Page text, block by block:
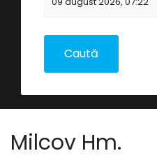
Milcov Hm.